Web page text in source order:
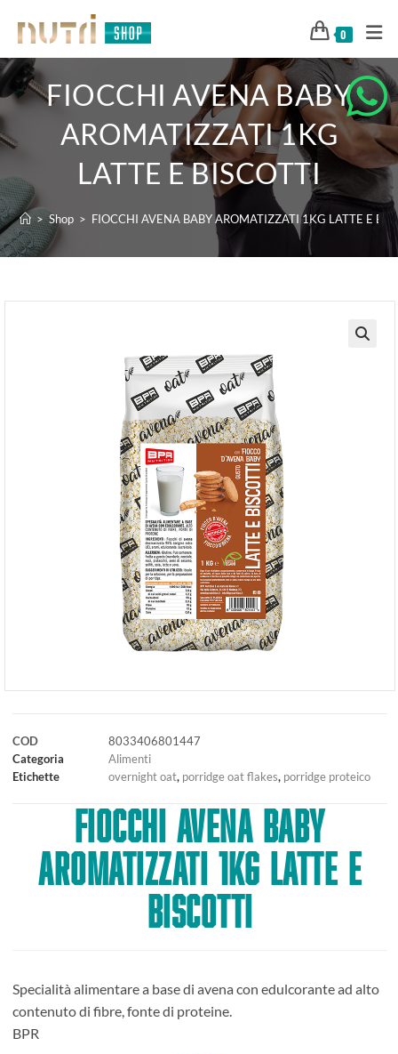
0
FIOCCHI AVENA BABY
AROMATIZZATI 1KG
LATTE E BISCOTTI
> Shop > FIOCCHI AVENA BABY AROMATIZZATI 1KG LATTE E
COD
8033406801447
Categoria
Alimenti
Etichette
overnight oat, porridge oat flakes, porridge proteico
FIOCCHI AVENA BABY
AROMATIZZATI 1KG LATTE E
BISCOTTI
Specialità alimentare a base di avena con edulcorante ad alto
contenuto di fibre, fonte di proteine.
BPR